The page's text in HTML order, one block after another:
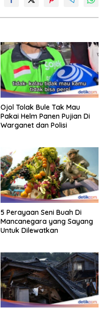
Ojol Tolak Bule Tak Mau
Pakai Helm Panen Pujian Di
Warganet dan Polisi
5 Perayaan Seni Buah Di
Mancanegara yang Sayang
Untuk Dilewatkan